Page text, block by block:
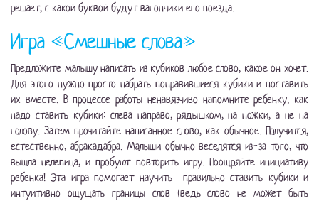
решает, с какой буквой будут вагончики его поезда.
Игра «Смешные слова»
Предложите малышу написать из кубиков любое слово, какое он хочет.
Для этого нужно просто набрать понравившиеся кубики и поставить
их вместе. В процессе работы ненавязчиво напомните ребенку, как
надо ставить кубики: слева направо, рядышком, на ножки, а не на
голову. Затем прочитайте написанное слово, как обычное. Получится,
естественно, абракадабра. Малыши обычно веселятся из-за того, что
вышла нелепица, и пробуют повторить игру. Поощряйте инициативу
ребенка! Эта игра помогает научить правильно ставить кубики и
интуитивно ощущать границы слов (ведь слово не может быть